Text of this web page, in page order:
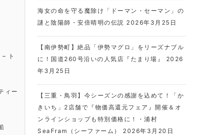
海女の命を守る魔除け「ドーマン・セーマン」の
謎と陰陽師・安倍晴明の伝説 2026年3月25日
【南伊勢町】絶品「伊勢マグロ」をリーズナブル
に！国道260号沿いの人気店『たまり場』
2026
年3月25日
【三重・鳥羽】今シーズンの感謝を込めて！「か
きいち」2店舗で『物価高還元フェア』開催＆オ
ンラインショップも特別価格に！・浦村
SeaFram（シーファーム）
2026年3月20日